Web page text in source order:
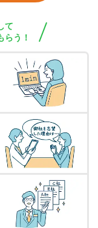
て
らう！